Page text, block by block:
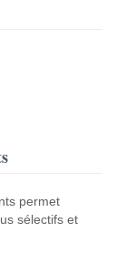
permet
sélectifs et